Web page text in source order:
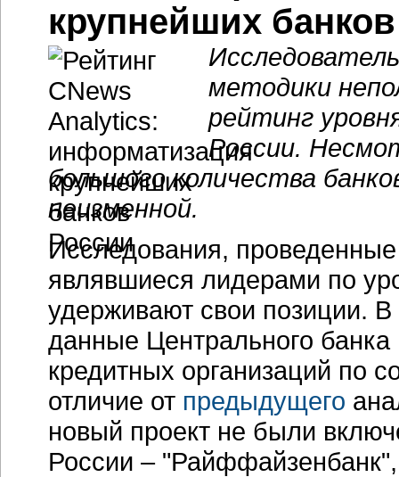
крупнейших
методики
рейтинг
России.
большого количества
неизменной.
Исследования,
являвшиеся лидерами по
удерживают свои позиции. В
данные Центрального
кредитных организаций по
отличие от предыдущего
новый проект не были
России –